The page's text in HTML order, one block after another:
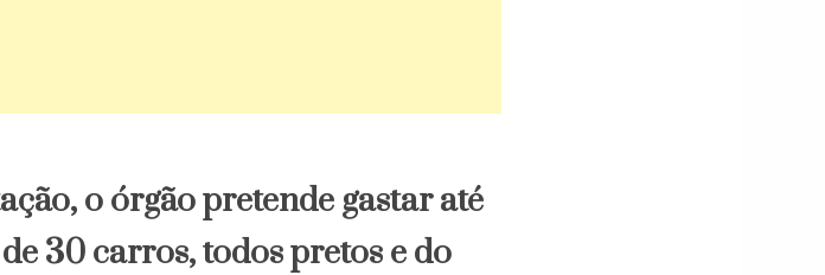
o órgão pretende gastar até
30 carros, todos pretos e do